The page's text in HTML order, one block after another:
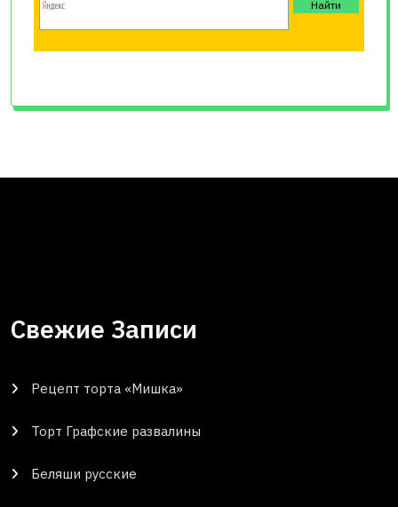
Свежие Записи
Рецепт торта «Мишка»
Торт Графские развалины
Беляши русские